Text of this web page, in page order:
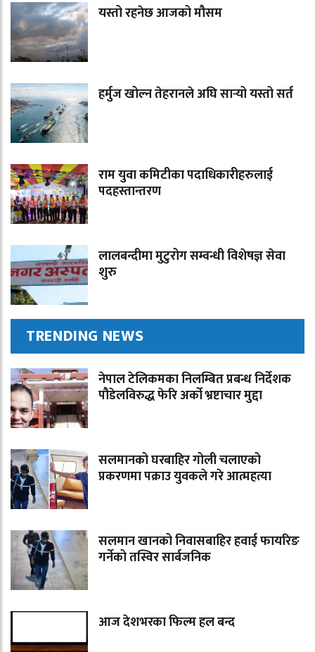
यस्तो रहनेछ आजको मौसम
हर्मुज खोल्न तेहरानले अघि सार्‍यो यस्तो सर्त
राम युवा कमिटीका पदाधिकारीहरुलाई
पदहस्तान्तरण
लालबन्दीमा मुटुरोग सम्वन्धी विशेषज्ञ सेवा
शुरु
TRENDING NEWS
नेपाल टेलिकमका निलम्बित प्रबन्ध निर्देशक
पौडेलविरुद्ध फेरि अर्को भ्रष्टाचार मुद्दा
सलमानको घरबाहिर गोली चलाएको
प्रकरणमा पक्राउ युवकले गरे आत्महत्या
सलमान खानको निवासबाहिर हवाई फायरिङ
गर्नेको तस्विर सार्बजनिक
आज देशभरका फिल्म हल बन्द